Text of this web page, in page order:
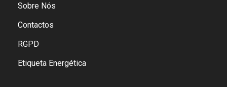
Sobre Nós
Contactos
RGPD
Etiqueta Energética